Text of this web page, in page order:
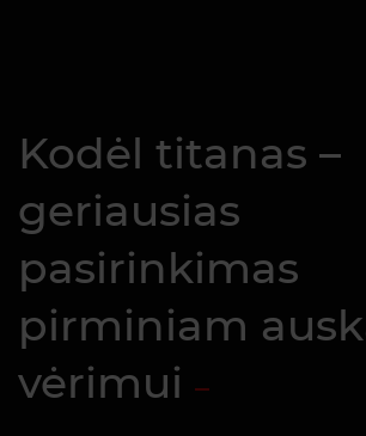
Kodėl titanas –
geriausias
pasirinkimas
pirminiam
vėrimui